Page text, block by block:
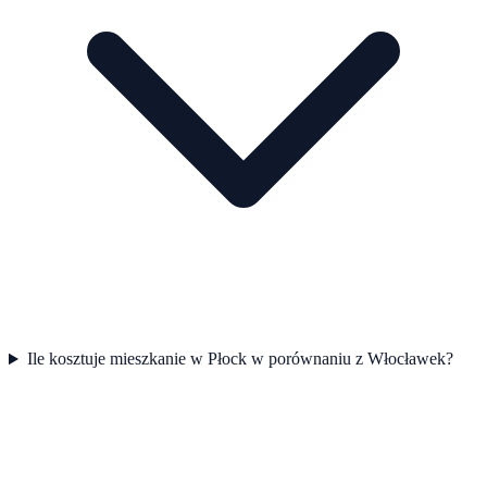
Ile kosztuje mieszkanie w Płock w porównaniu z Włocławek?